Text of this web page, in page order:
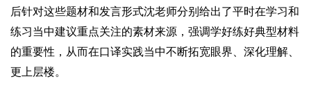
后针对这些题材和发言形式沈老师分别给出了平时在学习和
练习当中建议重点关注的素材来源，强调学好练好典型材料
的重要性，从而在口译实践当中不断拓宽眼界、深化理解、
更上层楼。